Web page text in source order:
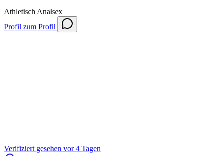
AthletischAnalsex
Profil zum Profil
Verifiziert gesehen vor 4 Tagen